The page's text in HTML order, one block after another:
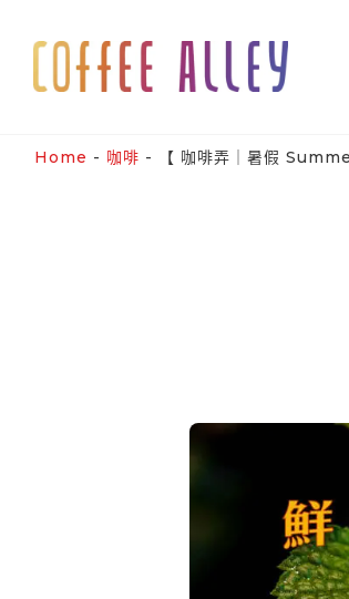
content
Home - 咖啡 - 【 咖啡弄｜暑假